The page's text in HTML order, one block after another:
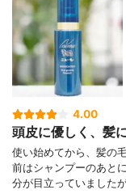
4.00
頭皮に優しく、髪
使い始めてから、髪の
前はシャンプーのあと
分が目立っていました